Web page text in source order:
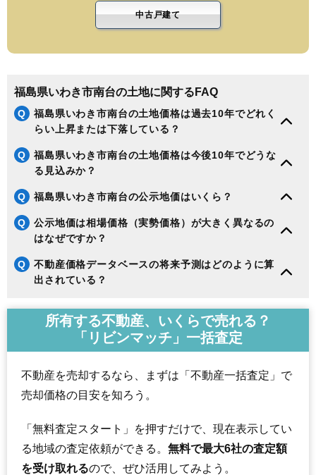
小名浜島 4.5万円 955万円
140 常磐松久須根町 4.5万円 749万円 -16.6%
142 平下高久 3.9万円 535万円
143 久之浜町田之網 3.7万円 601万円 -3.9%
内郷高野町 3.6万円
145 小川町西小川 3.5万円 355万円 -13.1%
好間町今新田
147 田人町黒田 3.3万円 197万円 19.9%
148 平藤間 3.2万円 313万円
149 四倉町狐塚
150 遠野町滝 3.0万円 206万円
151 遠野町上遠野
平上平窪 2.6万円 828万円
小川町柴原 2.6万円 285万円
156 久之浜町末続 2.5万円 265万円 -16.5%
157 好間町榊小屋 2.4万円
158 遠野町深山田 2.4万円 241万円
159 小名浜金成 2.2万円 295万円 -15.8%
160 大久町大久 2.1万円 218万円
中古戸建て
福島県いわき市南台の土地に関するFAQ
Q
福島県いわき市南台の土地価格は過去10年でどれく
らい上昇または下落している？
Q
福島県いわき市南台の土地価格は今後10年でどうな
る見込みか？
Q 福島県いわき市南台の公示地価はいくら？
Q
公示地価は相場価格（実勢価格）が大きく異なるの
はなぜですか？
Q
不動産価格データベースの将来予測はどのように算
出されている？
所有する不動産、いくらで売れる？
「リビンマッチ」一括査定
不動産を売却するなら、まずは「不動産一括査定」で
売却価格の目安を知ろう。
「無料査定スタート」を押すだけで、現在表示してい
る地域の査定依頼ができる。 無料で最大6社の査定額
を受け取れるので、ぜひ活用してみよう。